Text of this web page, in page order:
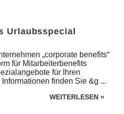
Urlaubsspecial
„corporate benefits“
für Mitarbeiterbenefits
für Ihren
finden Sie &g ...
WEITERLESEN »